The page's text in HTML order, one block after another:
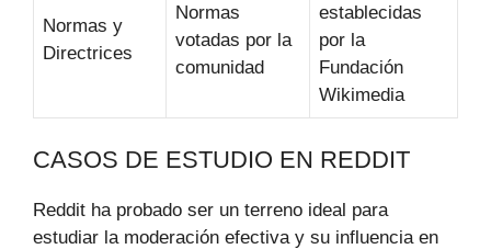
Normas y
Directrices
Normas
votadas por la
comunidad
establecidas
por la
Fundación
Wikimedia
CASOS DE ESTUDIO EN REDDIT
Reddit ha probado ser un terreno ideal para
estudiar la moderación efectiva y su influencia en